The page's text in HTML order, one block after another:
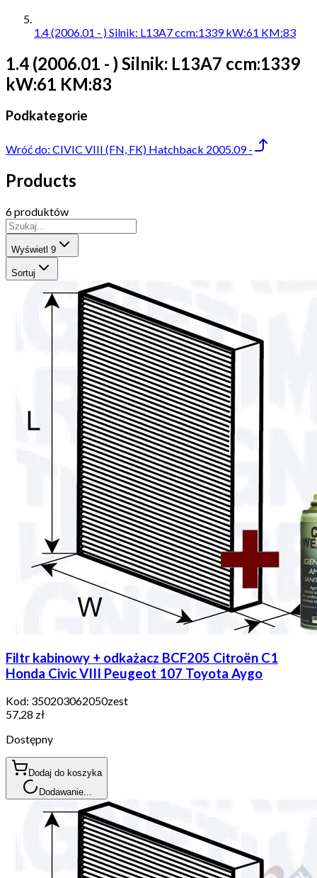
1.4 (2006.01 - ) Silnik: L13A7 ccm:1339 kW:61 KM:83
1.4 (2006.01 - ) Silnik: L13A7 ccm:1339
kW:61 KM:83
Podkategorie
Wróć do: CIVIC VIII (FN, FK) Hatchback 2005.09 -
Products
6 produktów
Wyświetl 9
Sortuj
Filtr kabinowy + odkażacz BCF205 Citroën C1
Honda Civic VIII Peugeot 107 Toyota Aygo
Kod: 350203062050zest
57,28 zł
Dostępny
Dodaj do koszyka
Dodawanie...